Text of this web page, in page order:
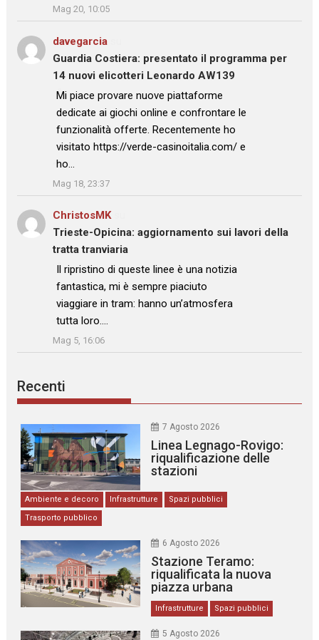
Mag 20, 10:05
davegarcia
Guardia Costiera: presentato il programma per
14 nuovi elicotteri Leonardo AW139
: “
Mi piace provare nuove piattaforme
dedicate ai giochi online e confrontare le
funzionalità offerte. Recentemente ho
visitato https://verde-casinoitalia.com/ e
ho…
”
Mag 18, 23:37
ChristosMKsu
Trieste-Opicina: aggiornamento sui lavori della
tratta tranviaria
: “
Il ripristino di queste linee è una notizia
fantastica, mi è sempre piaciuto
viaggiare in tram: hanno un’atmosfera
tutta loro.…
”
Mag 5, 16:06
Recenti
7 Agosto 2026
Linea Legnago-Rovigo:
riqualificazione delle
stazioni
Ambiente e decoro Infrastrutture
Spazi pubblici
Trasporto pubblico
6 Agosto 2026
Stazione Teramo:
riqualificata la nuova
piazza urbana
Infrastrutture Spazi pubblici
5 Agosto 2026